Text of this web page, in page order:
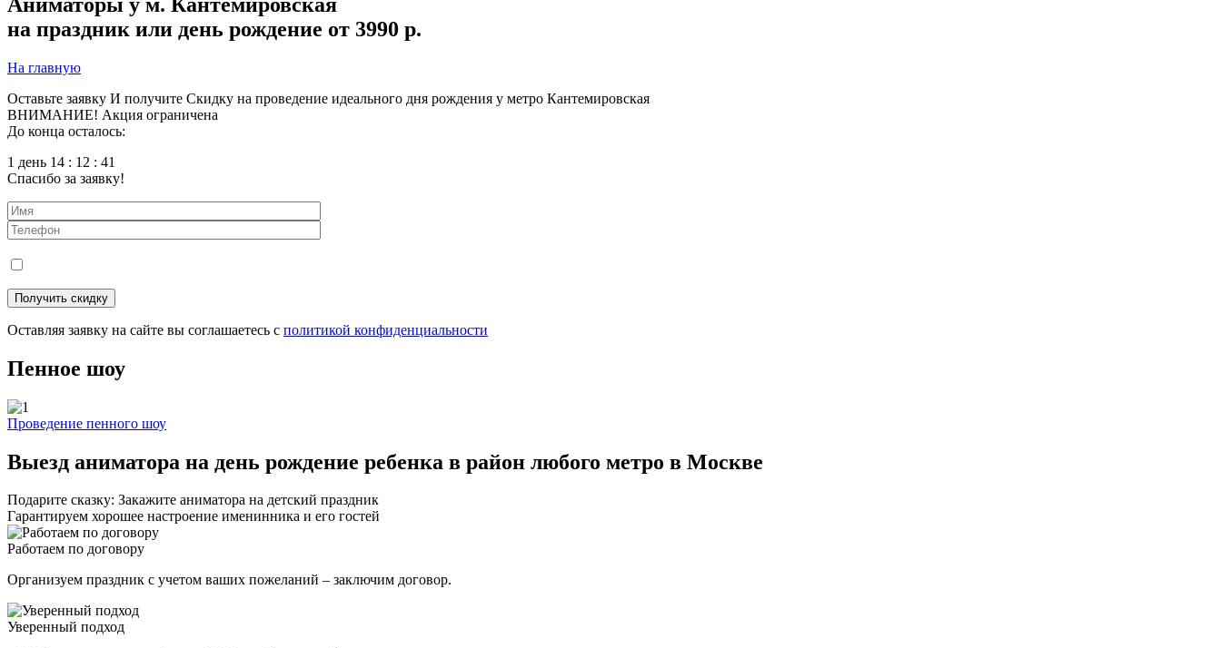
на праздник или день рождение от 3990 р.
На главную
Оставьте заявку И получите Скидку на проведение идеального дня рождения у метро Кантемировская
ВНИМАНИЕ! Акция ограничена
До конца осталось:
1 день 14 : 12 : 40
Спасибо за заявку!
Оставляя заявку на сайте вы соглашаетесь с политикой конфиденциальности
Пенное шоу
Проведение пенного шоу
Выезд аниматора на день рождение ребенка в район любого метро в Москве
Подарите сказку: Закажите аниматора на детский праздник
Гарантируем хорошее настроение именинника и его гостей
Работаем по договору
Организуем праздник с учетом ваших пожеланий – заключим договор.
Уверенный подход